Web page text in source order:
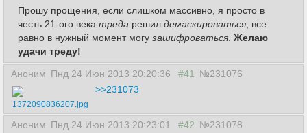
Прошу прощения, если слишком массивно, я просто в
честь 21-ого века треда решил демаскироваться , все
равно в нужный момент могу зашифроваться Желаю
удачи треду!
Аноним Пнд 24 Июн 2013 20:20:36 #41 №231076
1372090836207.jpg
>>231073
Аноним Пнд 24 Июн 2013 20:23:01 #42 №231078